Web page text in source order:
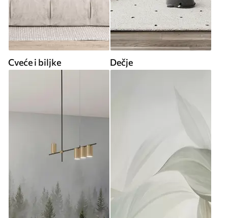
Cveće i biljke Dečje